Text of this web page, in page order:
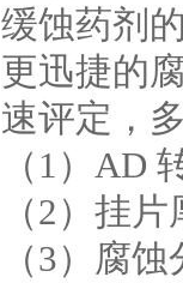
缓蚀药剂
更迅捷的
速评定，
（ 1 ） AD
（2 ）挂片
（3）腐蚀